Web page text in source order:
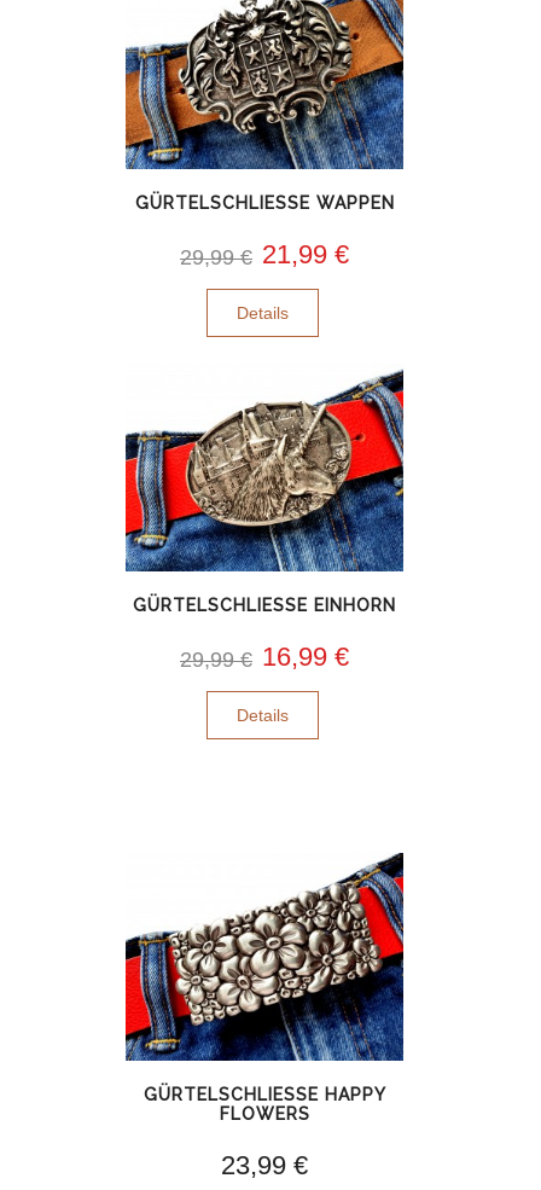
GÜRTELSCHLIESSE WAPPEN
29,99 € 21,99 €
Details
GÜRTELSCHLIESSE EINHORN
29,99 € 16,99 €
Details
GÜRTELSCHLIESSE HAPPY
FLOWERS
23,99 €